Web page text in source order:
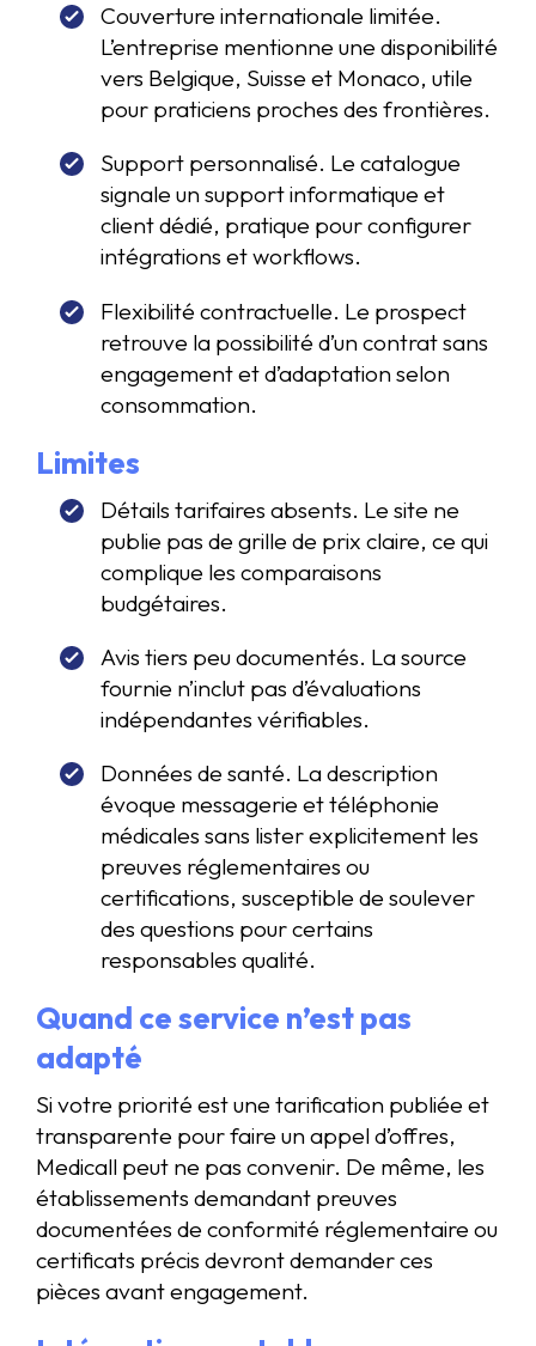
Couverture internationale limitée.
L’entreprise mentionne une disponibilité
vers Belgique, Suisse et Monaco, utile
pour praticiens proches des frontières.
Support personnalisé. Le catalogue
signale un support informatique et
client dédié, pratique pour configurer
intégrations et workflows.
Flexibilité contractuelle. Le prospect
retrouve la possibilité d’un contrat sans
engagement et d’adaptation selon
consommation.
Limites
Détails tarifaires absents. Le site ne
publie pas de grille de prix claire, ce qui
complique les comparaisons
budgétaires.
Avis tiers peu documentés. La source
fournie n’inclut pas d’évaluations
indépendantes vérifiables.
Données de santé. La description
évoque messagerie et téléphonie
médicales sans lister explicitement les
preuves réglementaires ou
certifications, susceptible de soulever
des questions pour certains
responsables qualité.
Quand ce service n’est pas
adapté
Si votre priorité est une tarification publiée et
transparente pour faire un appel d’offres,
Medicall peut ne pas convenir. De même, les
établissements demandant preuves
documentées de conformité réglementaire ou
certificats précis devront demander ces
pièces avant engagement.